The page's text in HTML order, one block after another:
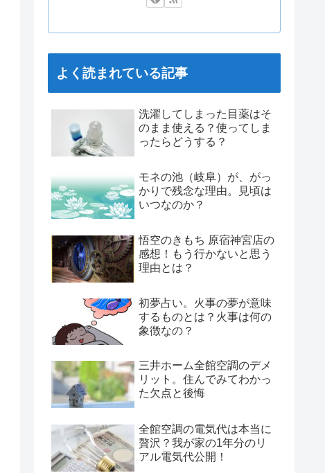
よく読まれている記事
洗濯してしまった目薬はそ
のまま使える？使ってしま
ったらどうする？
モネの池（岐阜）が、がっ
かりで残念な理由。見頃は
いつなのか？
悟空のきもち 原宿神宮店の
感想！もう行かないと思う
理由とは？
初夢占い。火事の夢が意味
するものとは？火事は何の
象徴なの？
三井ホーム全館空調のデメ
リット。住んでみてわかっ
た欠点と後悔
全館空調の電気代は本当に
贅沢？我が家の1年分のリ
アル電気代公開！